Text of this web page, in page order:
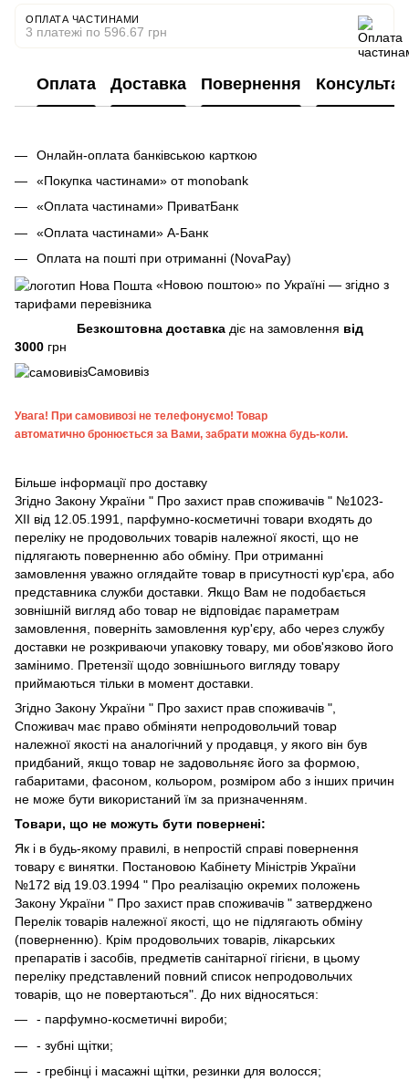
ОПЛАТА ЧАСТИНАМИ
3 платежі по 596.67 грн
Оплата Доставка Повернення
Онлайн-оплата банківською карткою
«Покупка частинами» от monobank
«Оплата частинами» ПриватБанк
«Оплата частинами» А-Банк
Оплата на пошті при отриманні (NovaPay)
«Новою поштою» по Україні — згідно з
тарифами перевізника
Безкоштовна доставка діє на замовлення від
3000 грн
Самовивіз
Увага! При самовивозі не телефонуємо! Товар
автоматично бронюється за Вами, забрати можна будь-коли.
Більше інформації про доставку
Згідно Закону України " Про захист прав споживачів " №1023-
XII від 12.05.1991, парфумно-косметичні товари входять до
переліку не продовольчих товарів належної якості, що не
підлягають поверненню або обміну. При отриманні
замовлення уважно оглядайте товар в присутності кур'єра, або
представника служби доставки. Якщо Вам не подобається
зовнішній вигляд або товар не відповідає параметрам
замовлення, поверніть замовлення кур'єру, або через службу
доставки не розкриваючи упаковку товару, ми обов'язково його
замінимо. Претензії щодо зовнішнього вигляду товару
приймаються тільки в момент доставки.
Згідно Закону України " Про захист прав споживачів ",
Споживач має право обміняти непродовольчий товар
належної якості на аналогічний у продавця, у якого він був
придбаний, якщо товар не задовольняє його за формою,
габаритами, фасоном, кольором, розміром або з інших причин
не може бути використаний їм за призначенням.
Товари, що не можуть бути повернені:
Як і в будь-якому правилі, в непростій справі повернення
товару є винятки. Постановою Кабінету Міністрів України
№172 від 19.03.1994 " Про реалізацію окремих положень
Закону України " Про захист прав споживачів " затверджено
Перелік товарів належної якості, що не підлягають обміну
(поверненню). Крім продовольчих товарів, лікарських
препаратів і засобів, предметів санітарної гігієни, в цьому
переліку представлений повний список непродовольчих
товарів, що не повертаються". До них відносяться:
- парфумно-косметичні вироби;
- зубні щітки;
- гребінці і масажні щітки, резинки для волосся;